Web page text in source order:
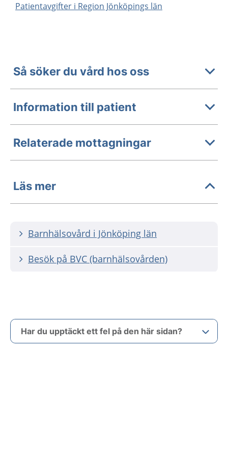
Patientavgifter i Region Jönköpings län
Så söker du vård hos oss
Information till patient
Relaterade mottagningar
Läs mer
Barnhälsovård i Jönköping län
Besök på BVC (barnhälsovården)
Har du upptäckt ett fel på den här sidan?